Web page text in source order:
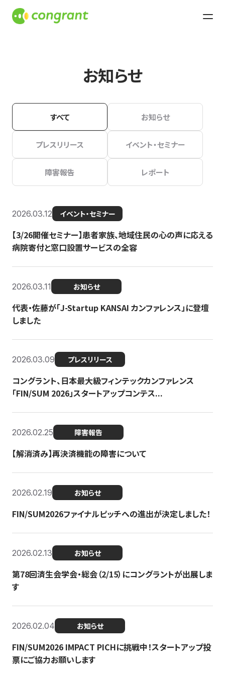
お知らせ
すべて お知らせ
プレスリリース イベント・セミナー
障害報告 レポート
2026.03.12 イベント・セミナー
【3/26開催セミナー】患者家族、地域住民の心の声に応える
病院寄付と窓口設置サービスの全容
2026.03.11 お知らせ
代表・佐藤が「J-Startup KANSAI カンファレンス」に登壇
しました
2026.03.09 プレスリリース
コングラント、日本最大級フィンテックカンファレンス
「FIN/SUM 2026」スタートアップコンテス...
2026.02.25 障害報告
【解消済み】再決済機能の障害について
2026.02.19 お知らせ
FIN/SUM2026ファイナルピッチへの進出が決定しました！
2026.02.13 お知らせ
第78回済生会学会・総会（2/15）にコングラントが出展しま
す
2026.02.04 お知らせ
FIN/SUM2026 IMPACT PICHに挑戦中！スタートアップ投
票にご協力お願いします